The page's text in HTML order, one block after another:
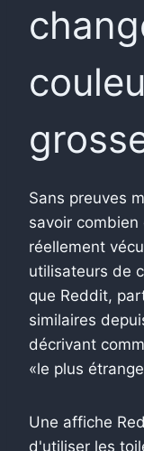
Sans preuves
savoir
réellement
utilisateurs de
que Reddit,
similaires
décrivant
«le plus
Une affiche
d'utiliser les